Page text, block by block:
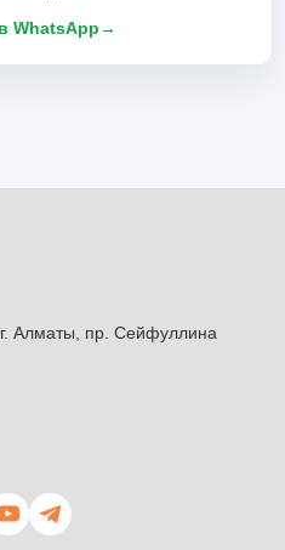
WhatsApp→
г. Алматы, пр. Сейфуллина